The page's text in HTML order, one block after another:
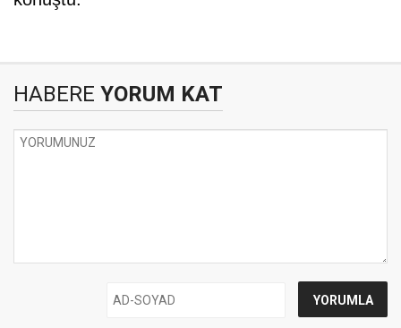
HABERE YORUM KAT